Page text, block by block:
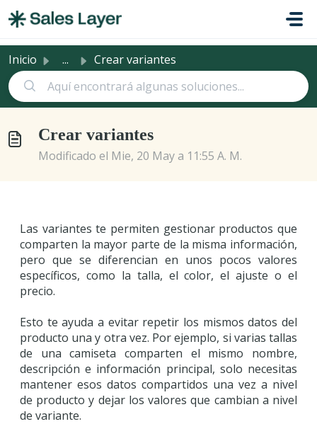
Inicio ... Crear variantes
Crear variantes
Modificado el Mie, 20 May a 11:55 A. M.
Las variantes te permiten gestionar productos que
comparten la mayor parte de la misma información,
pero que se diferencian en unos pocos valores
específicos, como la talla, el color, el ajuste o el
precio.
Esto te ayuda a evitar repetir los mismos datos del
producto una y otra vez. Por ejemplo, si varias tallas
de una camiseta comparten el mismo nombre,
descripción e información principal, solo necesitas
mantener esos datos compartidos una vez a nivel
de producto y dejar los valores que cambian a nivel
de variante.